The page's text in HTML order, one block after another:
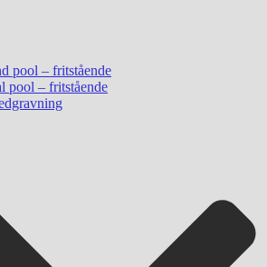
pool – fritstående
pool – fritstående